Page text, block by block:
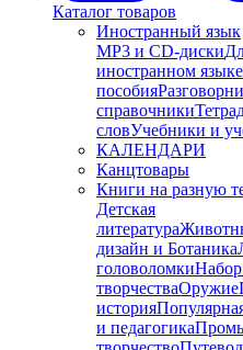
Каталог товаров
Иностранный язык
MP3 и CD-диски
иностранном языке
пособия
справочники
словУчебники и
КАЛЕНДАРИ
Канцтовары
Книги на разную
Детская
литература
дизайн и Ботаника
головоломки
творчестваОружие
история
и педагогика